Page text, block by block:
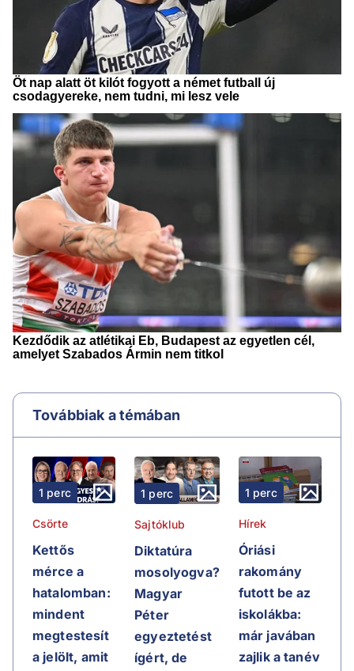
Továbbiak a témában
1 perc
Csörte
Kettős
mérce a
hatalomban:
mindent
megtestesít
a jelölt, amit
1 perc
Sajtóklub
Diktatúra
mosolyogva?
Magyar
Péter
egyeztetést
ígért, de
1 perc
Hírek
Óriási
rakomány
futott be az
iskolákba:
már javában
zajlik a tanév